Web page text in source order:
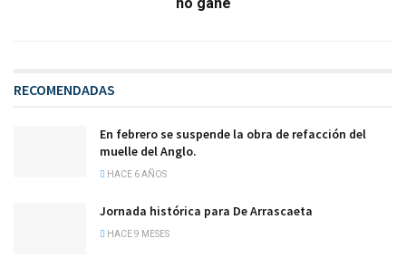
RECOMENDADAS
En febrero se suspende la obra de refacción del
muelle del Anglo.
HACE 6 AÑOS
Jornada histórica para De Arrascaeta
HACE 9 MESES